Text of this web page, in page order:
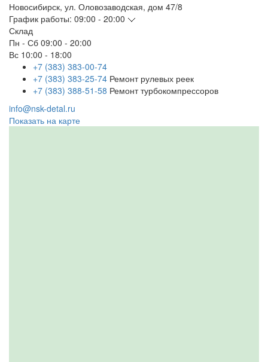
Новосибирск, ул. Оловозаводская, дом 47/8
График работы: 09:00 - 20:00
Склад
Пн - Сб 09:00 - 20:00
Вс 10:00 - 18:00
+7 (383) 383-00-74
+7 (383) 383-25-74 Ремонт рулевых реек
+7 (383) 388-51-58 Ремонт турбокомпрессоров
info@nsk-detal.ru
Показать на карте